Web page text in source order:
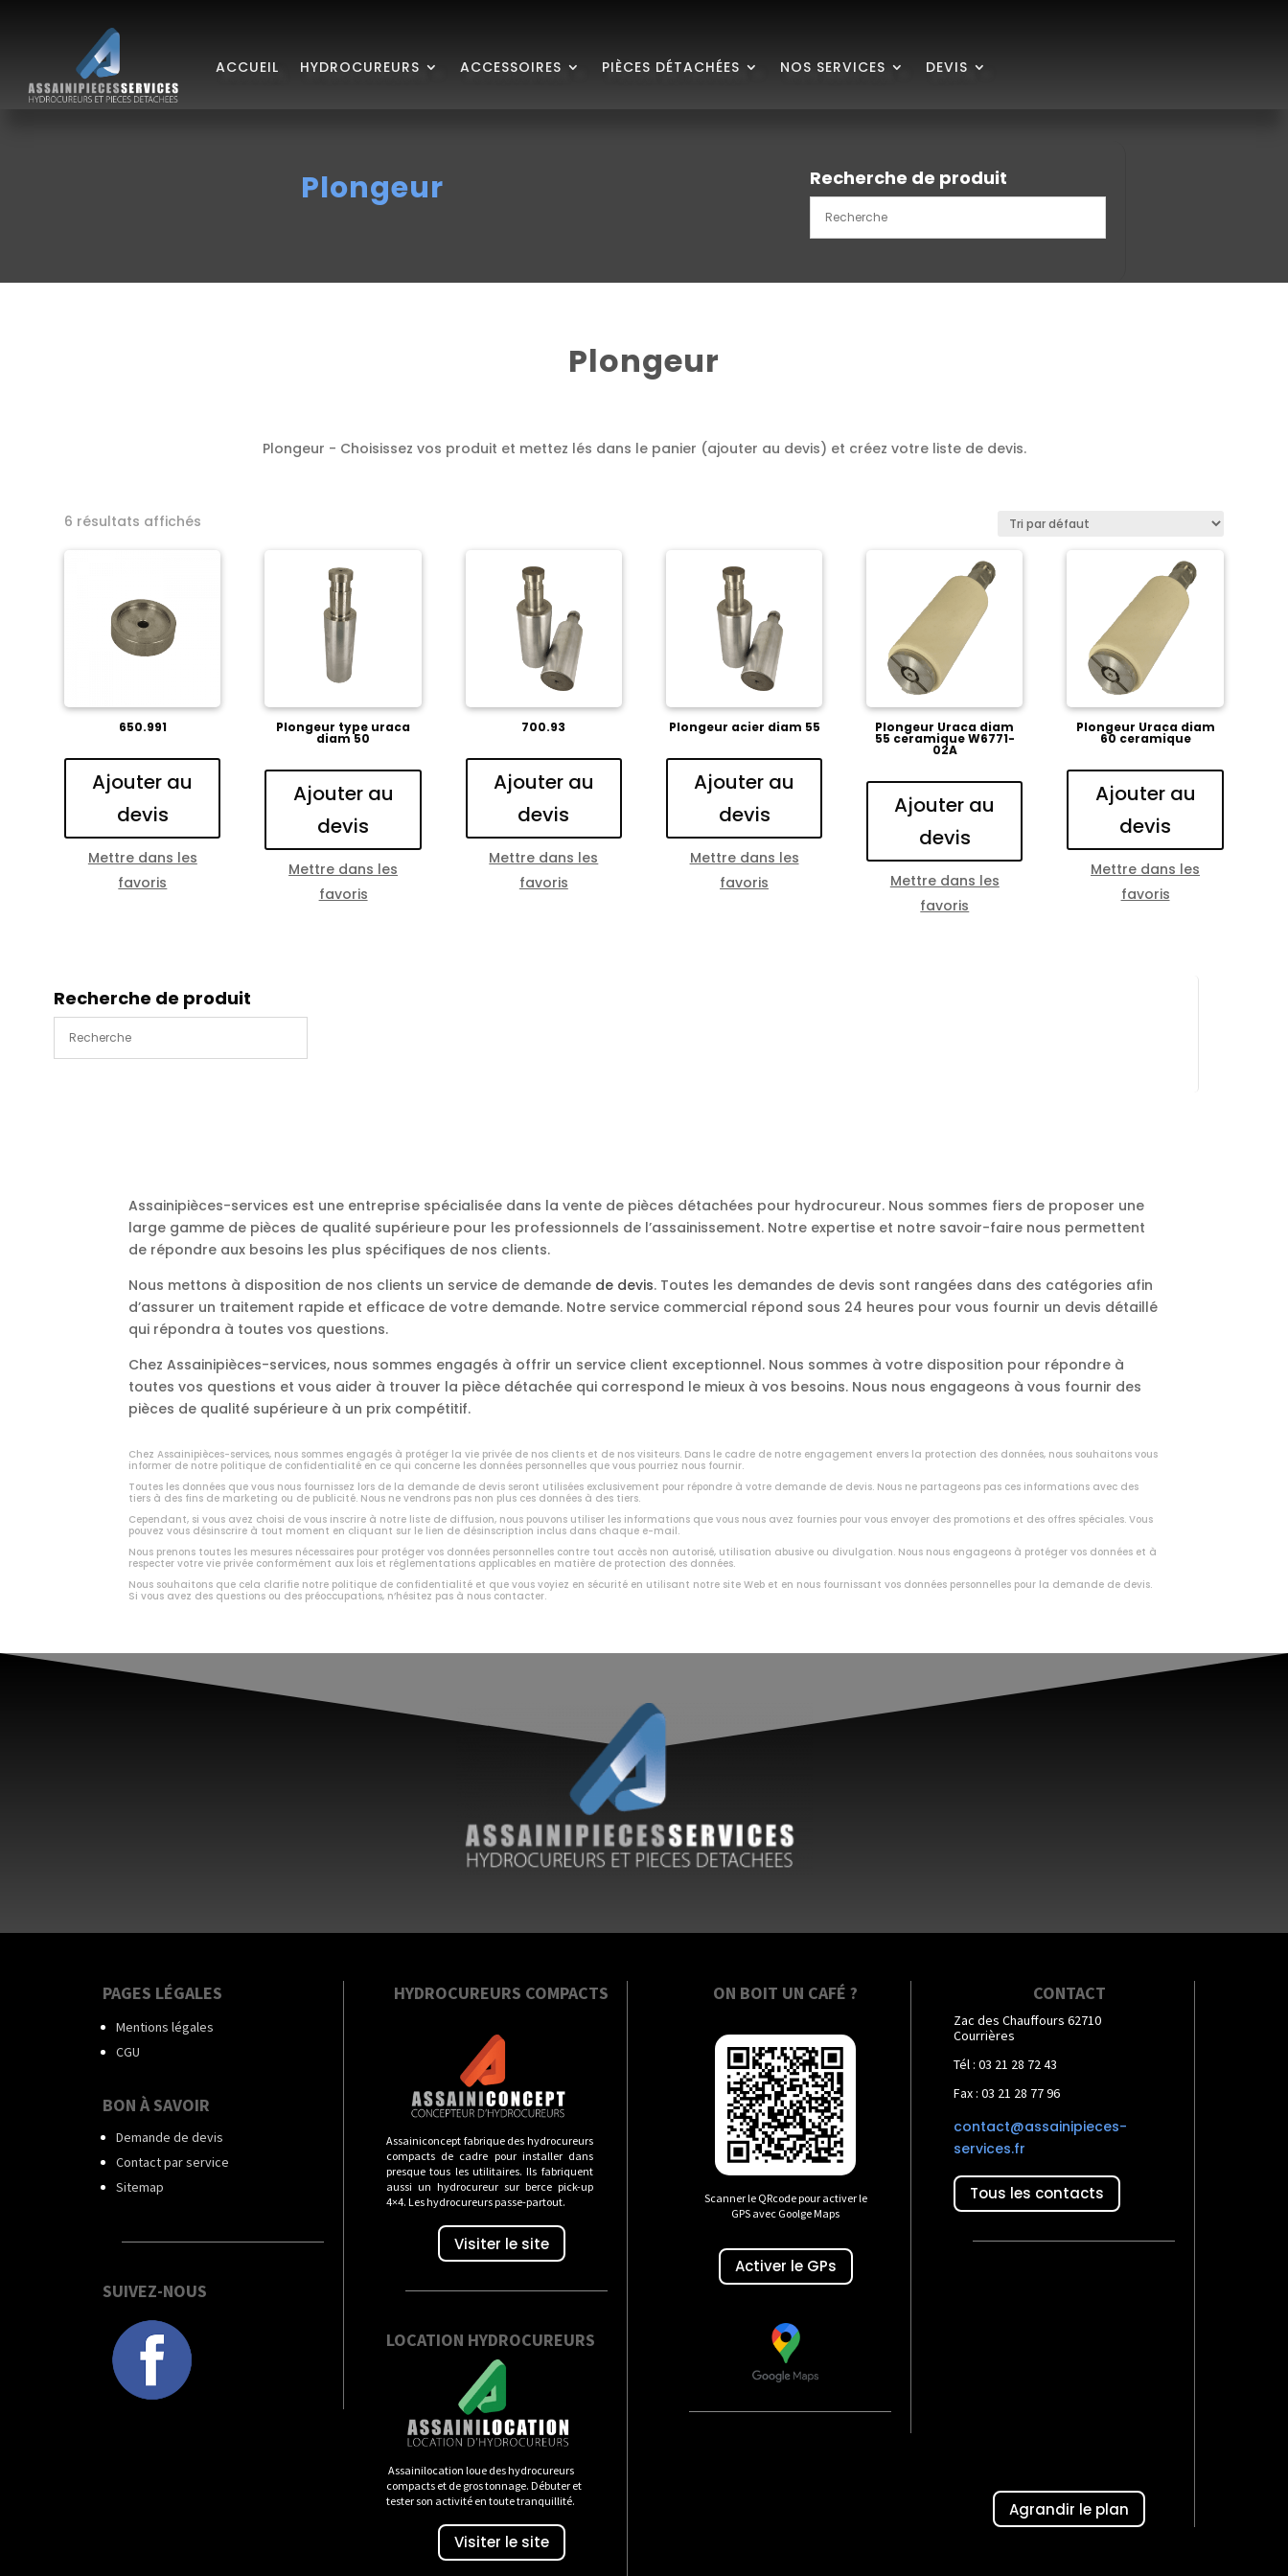
ACCUEIL HYDROCUREURS ACCESSOIRES PIÈCES DÉTACHÉES NOS SERVICES DEVIS
Plongeur Recherche de produit
Plongeur
Plongeur - Choisissez vos produit et mettez lés dans le panier (ajouter au devis) et créez votre liste de devis.
6 résultats affichés
650.991
Ajouter au
devis
Mettre dans les
favoris
Plongeur type uraca
diam 50
Ajouter au
devis
Mettre dans les
favoris
700.93
Ajouter au
devis
Mettre dans les
favoris
Plongeur acier diam 55
Ajouter au
devis
Mettre dans les
favoris
Plongeur Uraca diam
55 ceramique W6771-
02A
Ajouter au
devis
Mettre dans les
favoris
Plongeur Uraca diam
60 ceramique
Ajouter au
devis
Mettre dans les
favoris
Recherche de produit
Assainipièces-services est une entreprise spécialisée dans la vente de pièces détachées pour hydrocureur. Nous sommes fiers de proposer une
large gamme de pièces de qualité supérieure pour les professionnels de l’assainissement. Notre expertise et notre savoir-faire nous permettent
de répondre aux besoins les plus spécifiques de nos clients.
Nous mettons à disposition de nos clients un service de demande de devis. Toutes les demandes de devis sont rangées dans des catégories afin
d’assurer un traitement rapide et efficace de votre demande. Notre service commercial répond sous 24 heures pour vous fournir un devis détaillé
qui répondra à toutes vos questions.
Chez Assainipièces-services, nous sommes engagés à offrir un service client exceptionnel. Nous sommes à votre disposition pour répondre à
toutes vos questions et vous aider à trouver la pièce détachée qui correspond le mieux à vos besoins. Nous nous engageons à vous fournir des
pièces de qualité supérieure à un prix compétitif.
Chez Assainipièces-services, nous sommes engagés à protéger la vie privée de nos clients et de nos visiteurs. Dans le cadre de notre engagement envers la protection des données, nous souhaitons vous
informer de notre politique de confidentialité en ce qui concerne les données personnelles que vous pourriez nous fournir.
Toutes les données que vous nous fournissez lors de la demande de devis seront utilisées exclusivement pour répondre à votre demande de devis. Nous ne partageons pas ces informations avec des
tiers à des fins de marketing ou de publicité. Nous ne vendrons pas non plus ces données à des tiers.
Cependant, si vous avez choisi de vous inscrire à notre liste de diffusion, nous pouvons utiliser les informations que vous nous avez fournies pour vous envoyer des promotions et des offres spéciales. Vous
pouvez vous désinscrire à tout moment en cliquant sur le lien de désinscription inclus dans chaque e-mail.
Nous prenons toutes les mesures nécessaires pour protéger vos données personnelles contre tout accès non autorisé, utilisation abusive ou divulgation. Nous nous engageons à protéger vos données et à
respecter votre vie privée conformément aux lois et réglementations applicables en matière de protection des données.
Nous souhaitons que cela clarifie notre politique de confidentialité et que vous voyiez en sécurité en utilisant notre site Web et en nous fournissant vos données personnelles pour la demande de devis.
Si vous avez des questions ou des préoccupations, n’hésitez pas à nous contacter.
PAGES LÉGALES
Mentions légales
CGU
BON À SAVOIR
Demande de devis
Contact par service
Sitemap
SUIVEZ-NOUS
HYDROCUREURS COMPACTS
Assainiconcept fabrique des hydrocureurs
compacts de cadre pour installer dans
presque tous les utilitaires. Ils fabriquent
aussi un hydrocureur sur berce pick-up
4×4. Les hydrocureurs passe-partout.
Visiter le site
LOCATION HYDROCUREURS
Assainilocation loue des hydrocureurs
compacts et de gros tonnage. Débuter et
tester son activité en toute tranquillité.
Visiter le site
ON BOIT UN CAFÉ ?
Scanner le QRcode pour activer le
GPS avec Goolge Maps
Activer le GPs
CONTACT
Zac des Chauffours 62710
Courrières
Tél : 03 21 28 72 43
Fax : 03 21 28 77 96
contact@assainipieces-
services.fr
Tous les contacts
Agrandir le plan